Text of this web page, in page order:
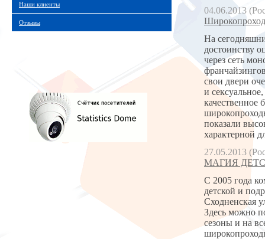
Наши клиенты
Отзывы
04.06.2013
На
достоинству
через сеть
свои двери
и
качественное
показали
характерной
27.05.2013
МАГИЯ
С 2005 года
детской и
Сходненская
Здесь можно
сезоны и на